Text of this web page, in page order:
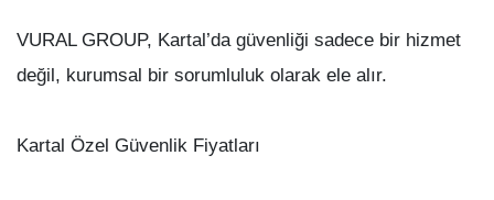
VURAL GROUP, Kartal’da güvenliği sadece bir hizmet
değil, kurumsal bir sorumluluk olarak ele alır.
Kartal Özel Güvenlik Fiyatları